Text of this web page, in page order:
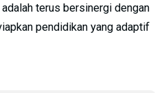
terus bersinergi dengan
pendidikan yang adaptif